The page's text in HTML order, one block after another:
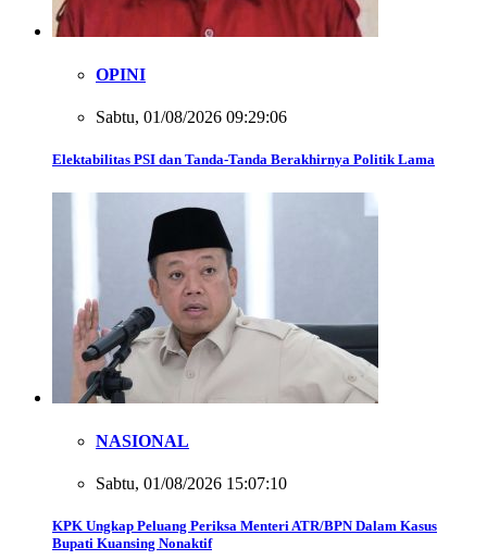
OPINI
Sabtu, 01/08/2026 09:29:06
Elektabilitas PSI dan Tanda-Tanda Berakhirnya Politik Lama
NASIONAL
Sabtu, 01/08/2026 15:07:10
KPK Ungkap Peluang Periksa Menteri ATR/BPN Dalam Kasus
Bupati Kuansing Nonaktif